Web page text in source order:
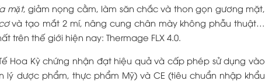
mặt, giảm nọng cằm, làm săn chắc và thon gọn gương mặt,
và tạo mắt 2 mí, nâng cung chân mày không phẫu thuật…
thế giới hiện nay: Thermage FLX 4.0.
Hoa Kỳ chứng nhận đạt hiệu quả và cấp phép sử dụng vào
dược phẩm, thực phẩm Mỹ) và CE (tiêu chuẩn nhập khẩu